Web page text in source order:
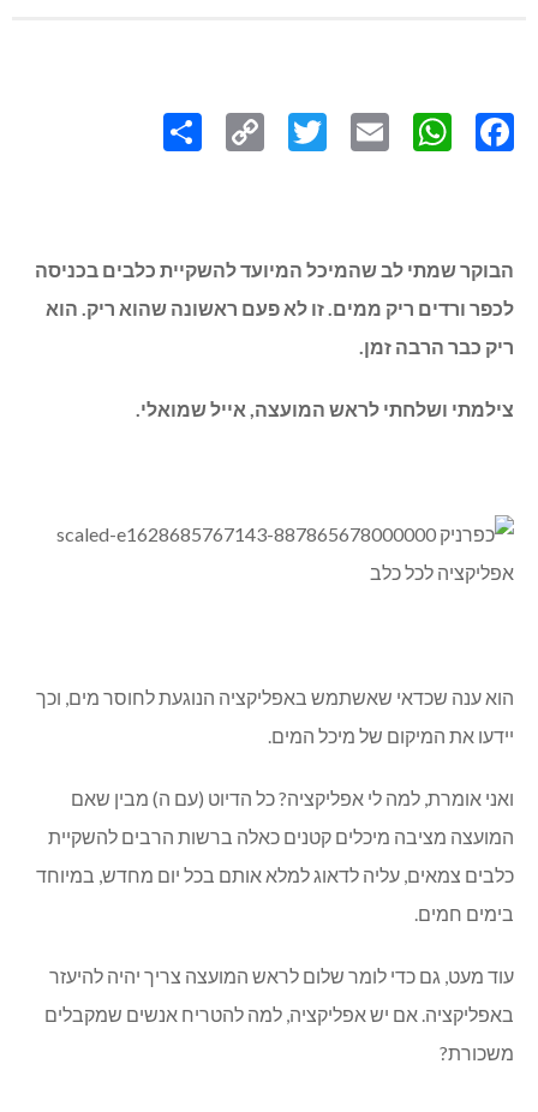
Link
הבוקר שמתי לב שהמיכל המיועד להשקיית כלבים בכניסה
לכפר ורדים ריק ממים. זו לא פעם ראשונה שהוא ריק. הוא
ריק כבר הרבה זמן.
צילמתי ושלחתי לראש המועצה, אייל שמואלי.
הוא ענה שכדאי שאשתמש באפליקציה הנוגעת לחוסר מים, וכך
יידעו את המיקום של מיכל המים.
ואני אומרת, למה לי אפליקציה? כל הדיוט (עם ה) מבין שאם
המועצה מציבה מיכלים קטנים כאלה ברשות הרבים להשקיית
כלבים צמאים, עליה לדאוג למלא אותם בכל יום מחדש, במיוחד
בימים חמים.
עוד מעט, גם כדי לומר שלום לראש המועצה צריך יהיה להיעזר
באפליקציה. אם יש אפליקציה, למה להטריח אנשים שמקבלים
משכורת?